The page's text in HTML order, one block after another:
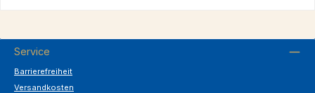
Service
Barrierefreiheit
Versandkosten